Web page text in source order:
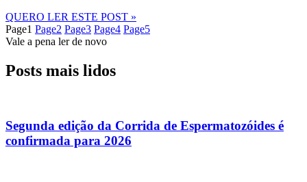
QUERO LER ESTE POST »
Page1 Page2 Page3 Page4 Page5
Vale a pena ler de novo
Posts mais lidos
Segunda edição da Corrida de Espermatozóides é
confirmada para 2026